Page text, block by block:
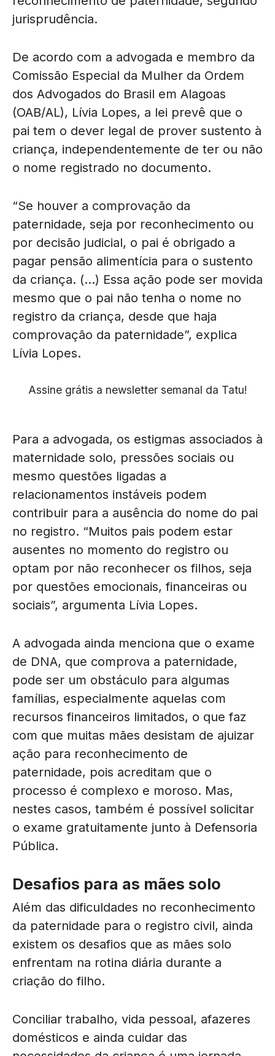
jurisprudência.
De acordo com a advogada e membro da
Comissão Especial da Mulher da Ordem
dos Advogados do Brasil em Alagoas
(OAB/AL), Lívia Lopes, a lei prevê que o
pai tem o dever legal de prover sustento à
criança, independentemente de ter ou não
o nome registrado no documento.
“Se houver a comprovação da
paternidade, seja por reconhecimento ou
por decisão judicial, o pai é obrigado a
pagar pensão alimentícia para o sustento
da criança. (…) Essa ação pode ser movida
mesmo que o pai não tenha o nome no
registro da criança, desde que haja
comprovação da paternidade”, explica
Lívia Lopes.
Assine grátis a newsletter semanal da Tatu!
Para a advogada, os estigmas associados à
maternidade solo, pressões sociais ou
mesmo questões ligadas a
relacionamentos instáveis podem
contribuir para a ausência do nome do pai
no registro. “Muitos pais podem estar
ausentes no momento do registro ou
optam por não reconhecer os filhos, seja
por questões emocionais, financeiras ou
sociais”, argumenta Lívia Lopes.
A advogada ainda menciona que o exame
de DNA, que comprova a paternidade,
pode ser um obstáculo para algumas
famílias, especialmente aquelas com
recursos financeiros limitados, o que faz
com que muitas mães desistam de ajuizar
ação para reconhecimento de
paternidade, pois acreditam que o
processo é complexo e moroso. Mas,
nestes casos, também é possível solicitar
o exame gratuitamente junto à Defensoria
Pública.
Desafios para as mães solo
Além das dificuldades no reconhecimento
da paternidade para o registro civil, ainda
existem os desafios que as mães solo
enfrentam na rotina diária durante a
criação do filho.
Conciliar trabalho, vida pessoal, afazeres
domésticos e ainda cuidar das